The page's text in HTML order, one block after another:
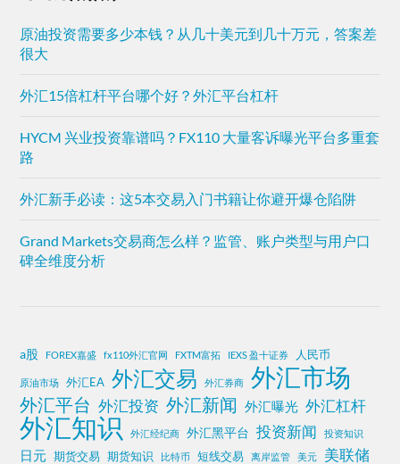
原油投资需要多少本钱？从几十美元到几十万元，答案差
很大
外汇15倍杠杆平台哪个好？外汇平台杠杆
HYCM 兴业投资靠谱吗？FX110 大量客诉曝光平台多重套
路
外汇新手必读：这5本交易入门书籍让你避开爆仓陷阱
Grand Markets交易商怎么样？监管、账户类型与用户口
碑全维度分析
a股 FOREX嘉盛 fx110外汇官网 FXTM富拓 IEXS 盈十证券 人民币
原油市场 外汇EA 外汇交易 外汇券商 外汇市场
外汇平台 外汇投资 外汇新闻 外汇曝光 外汇杠杆
外汇知识 外汇经纪商 外汇黑平台 投资新闻 投资知识
日元 期货交易 期货知识 比特币 短线交易 离岸监管 美元 美联储